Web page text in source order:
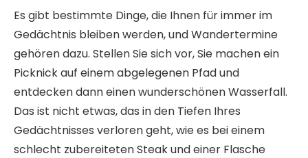
Es gibt bestimmte Dinge, die Ihnen für immer im
Gedächtnis bleiben werden, und Wandertermine
gehören dazu. Stellen Sie sich vor, Sie machen ein
Picknick auf einem abgelegenen Pfad und
entdecken dann einen wunderschönen Wasserfall.
Das ist nicht etwas, das in den Tiefen Ihres
Gedächtnisses verloren geht, wie es bei einem
schlecht zubereiteten Steak und einer Flasche